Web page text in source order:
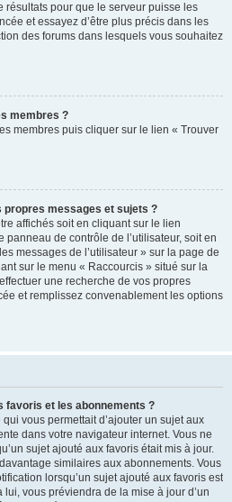
résultats pour que le serveur puisse les
et essayez d’être plus précis dans les
des forums dans lesquels vous souhaitez
membres ?
membres puis cliquer sur le lien « Trouver
messages et sujets ?
affichés soit en cliquant sur le lien
panneau de contrôle de l’utilisateur, soit en
messages de l’utilisateur » sur la page de
sur le menu « Raccourcis » situé sur la
une recherche de vos propres
et remplissez convenablement les options
favoris et les abonnements ?
vous permettait d’ajouter un sujet aux
dans votre navigateur internet. Vous ne
sujet ajouté aux favoris était mis à jour.
similaires aux abonnements. Vous
lorsqu’un sujet ajouté aux favoris est
lui, vous préviendra de la mise à jour d’un